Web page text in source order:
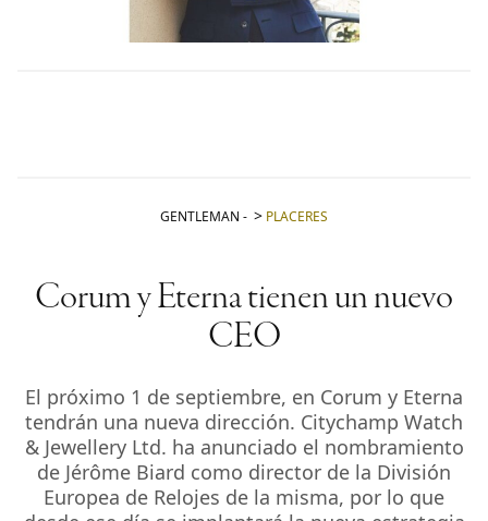
GENTLEMAN - PLACERES
Corum y Eterna tienen un nuevo
CEO
El próximo 1 de septiembre, en Corum y Eterna
tendrán una nueva dirección. Citychamp Watch
& Jewellery Ltd. ha anunciado el nombramiento
de Jérôme Biard como director de la División
Europea de Relojes de la misma, por lo que